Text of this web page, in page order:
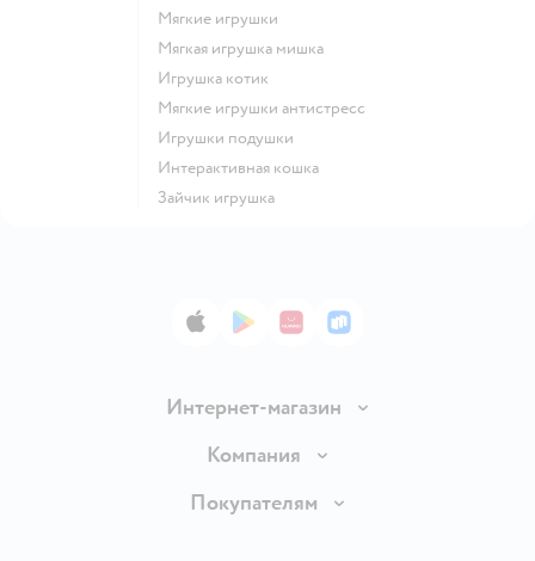
Мягкие игрушки
Мягкая игрушка мишка
Игрушка котик
Мягкие игрушки антистресс
Игрушки подушки
Интерактивная кошка
Зайчик игрушка
App StoreGoogle Play
AppGallery
RuStore
Интернет-магазин
Доставка и оплата
Правила продажи
Компания
Вакансии
Покупателям